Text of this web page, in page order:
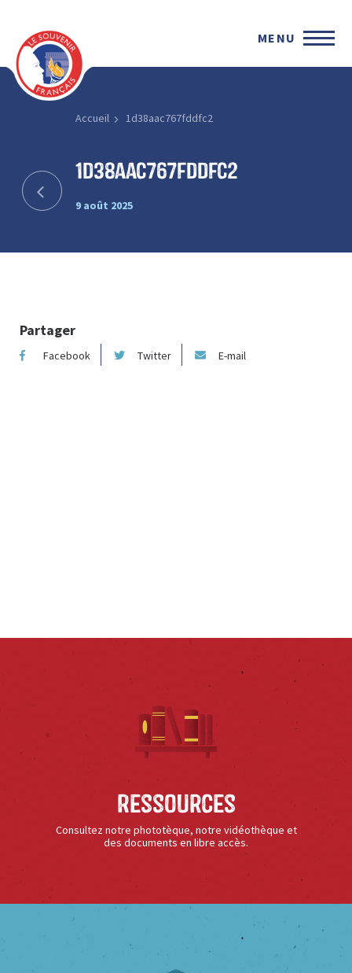
MENU
Accueil 1d38aac767fddfc2
1d38aac767fddfc2
9 août 2025
Partager
Facebook Twitter E-mail
Ressources
Consultez notre phototèque, notre vidéothèque et
des documents en libre accès.